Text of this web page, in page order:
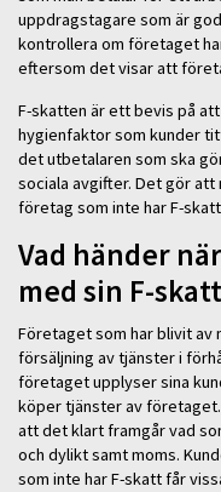
uppdragstagare som är
kontrollera om företaget
eftersom det visar att
F-skatten är ett bevis på
hygienfaktor som kunder
det utbetalaren som ska
sociala avgifter. Det gör
företag som inte har F-
Vad händer
med sin F-
Företaget som har blivit av
försäljning av tjänster i
företaget upplyser sina
köper tjänster av
att det klart framgår vad
och dylikt samt moms.
som inte har F-skatt får